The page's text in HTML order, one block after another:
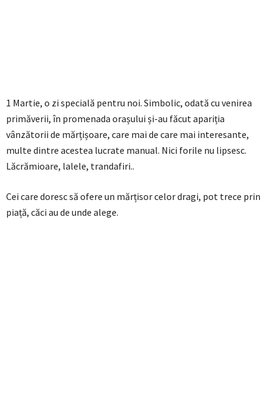
1 Martie, o zi specială pentru noi. Simbolic, odată cu venirea
primăverii, în promenada orașului și-au făcut apariția
vânzătorii de mărțișoare, care mai de care mai interesante,
multe dintre acestea lucrate manual. Nici forile nu lipsesc.
Lăcrămioare, lalele, trandafiri..
Cei care doresc să ofere un mărțisor celor dragi, pot trece prin
piață, căci au de unde alege.